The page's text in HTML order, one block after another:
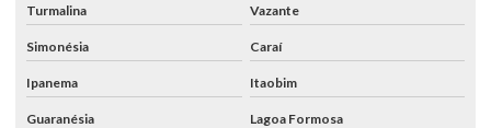
Turmalina Vazante
Simonésia Caraí
Ipanema Itaobim
Guaranésia Lagoa Formosa